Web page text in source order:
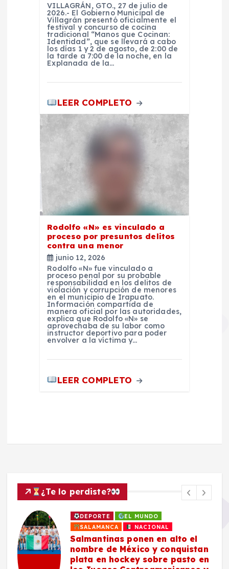
VILLAGRÁN, GTO., 27 de julio de
2026.- El Gobierno Municipal de
Villagrán presentó oficialmente el
festival y concurso de cocina
tradicional “Manos que Cocinan:
Identidad”, que se llevará a cabo
los días 1 y 2 de agosto, de 2:00 de
la tarde a 7:00 de la noche, en la
Explanada de la…
LEER COMPLETO
Rodolfo «N» es vinculado a
proceso por presuntos delitos
contra una menor
junio 12, 2026
Rodolfo «N» fue vinculado a
proceso penal por su probable
responsabilidad en los delitos de
violación y corrupción de menores
en el municipio de Irapuato.
Información compartida de
manera oficial por las autoridades,
explica que Rodolfo «N» se
aprovechaba de su labor como
instructor deportivo para poder
envolver a la víctima y…
LEER COMPLETO
¿Te lo perdiste?
DEPORTE
EL MUNDO
SALAMANCA
NACIONAL
Salmantinas ponen en alto el
nombre de México y conquistan
plata en hockey sobre pasto en